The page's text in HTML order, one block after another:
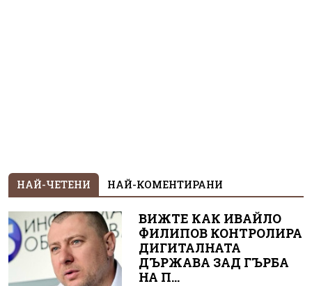
НАЙ-ЧЕТЕНИ НАЙ-КОМЕНТИРАНИ
ВИЖТЕ КАК ИВАЙЛО
ФИЛИПОВ КОНТРОЛИРА
ДИГИТАЛНАТА
ДЪРЖАВА ЗАД ГЪРБА
НА П...